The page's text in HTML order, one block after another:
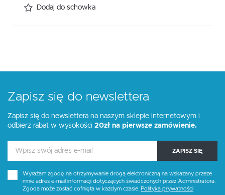
Dodaj do schowka
Zapisz się do newslettera
Zapisz się do newslettera na naszym sklepie internetowym i
odbierz rabat w wysokości 20zł na pierwsze zamówienie.
ZAPISZ SIĘ
Wyrażam zgodę na otrzymywanie drogą elektroniczną na wskazany przeze
mnie adres e-mail informacji dotyczących świadczonych przez Administratora.
Zgoda może zostać cofnięta w każdym czasie. Polityka prywatności